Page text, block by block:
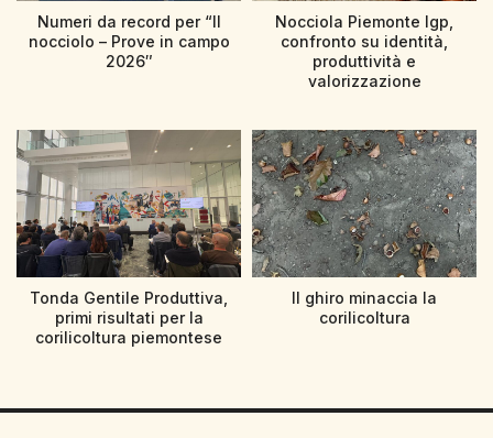
Numeri da record per “Il
nocciolo – Prove in campo
2026″
Nocciola Piemonte Igp,
confronto su identità,
produttività e
valorizzazione
Tonda Gentile Produttiva,
primi risultati per la
corilicoltura piemontese
Il ghiro minaccia la
corilicoltura